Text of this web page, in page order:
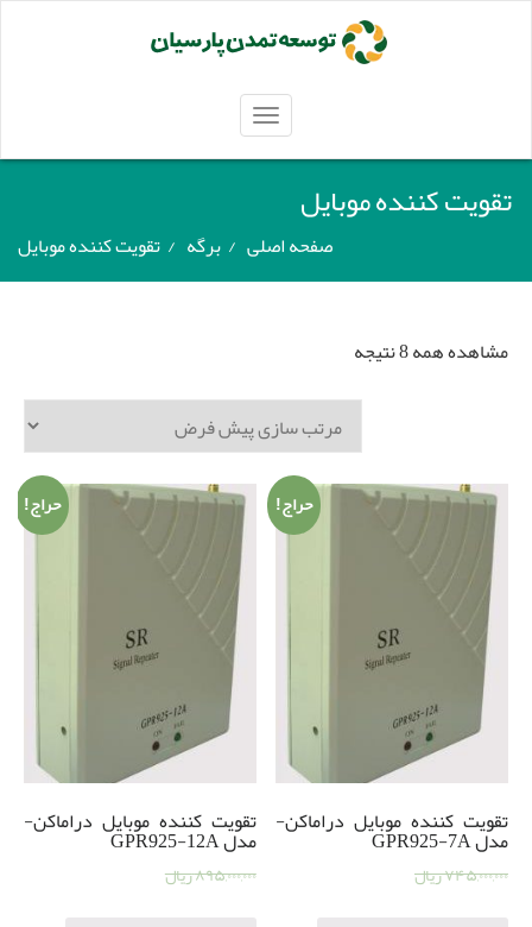
TOGGLE
NAVIGATION
تقویت کننده موبایل
صفحه اصلی / برگه / تقویت کننده موبایل
مشاهده همه 8 نتیجه
حراج!
تقویت کننده موبایل دراماکن-
مدل GPR925-7A
۷۴۵,۰۰۰,۰۰۰ریال
حراج!
تقویت کننده موبایل دراماکن-
مدل GPR925-12A
۸۹۵,۰۰۰,۰۰۰ریال